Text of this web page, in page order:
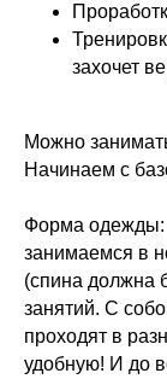
захочет
Можно
Начинаем с
Форма одежды:
занимаемся в
(спина должна
занятий. С
проходят в
удобную! И до